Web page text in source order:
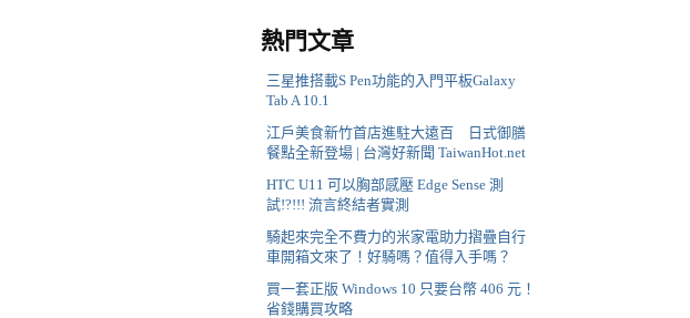
熱門文章
三星推搭載S Pen功能的入門平板Galaxy
Tab A 10.1
江戶美食新竹首店進駐大遠百 日式御膳
餐點全新登場 | 台灣好新聞 TaiwanHot.net
HTC U11 可以胸部感壓 Edge Sense 測
試!?!!! 流言終結者實測
騎起來完全不費力的米家電助力摺疊自行
車開箱文來了！好騎嗎？值得入手嗎？
買一套正版 Windows 10 只要台幣 406 元！
省錢購買攻略